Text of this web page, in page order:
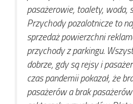
pasażerowie, toalety, woda,
Przychody pozalotnicze to
sprzedaż powierzchni
przychody z parkingu.
dobrze, gdy są rejsy i
czas pandemii pokazał, że
pasażerów a brak